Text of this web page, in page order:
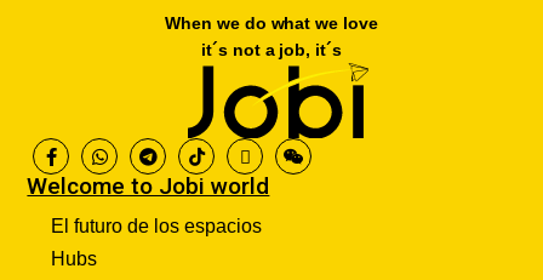
When we do what we love
it´s not a job, it´s
Welcome to Jobi world
El futuro de los espacios
Hubs